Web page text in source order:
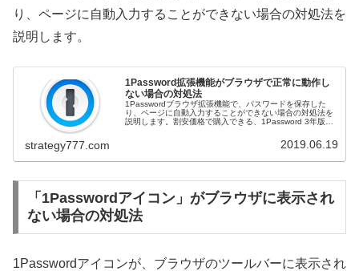
り、ページに自動入力することができない場合の対処法を
説明します。
1Password拡張機能がブラウザで正常に動作し
ない場合の対処法
1Passwordブラウザ拡張機能で、パスワードを保存した
り、ページに自動入力することができない場合の対処法を
説明します。割安価格で購入できる、1Password 3年版は
strategy777.com 2019.06.19
「1Passwordアイコン」がブラウザに表示され
ない場合の対処法
1Passwordアイコンが、ブラウザのツールバーに表示され